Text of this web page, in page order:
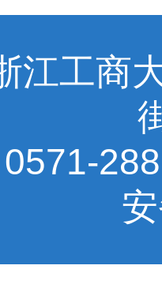
江工商